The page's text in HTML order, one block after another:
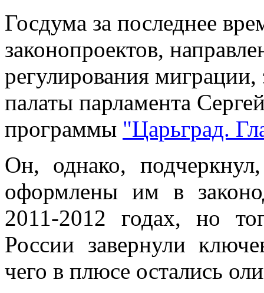
Госдума за последнее
законопроектов,
регулирования
палаты парламента
программы "Царьград.
Он, однако,
оформлены им в
2011-2012 годах, но
России завернули
чего в плюсе остались